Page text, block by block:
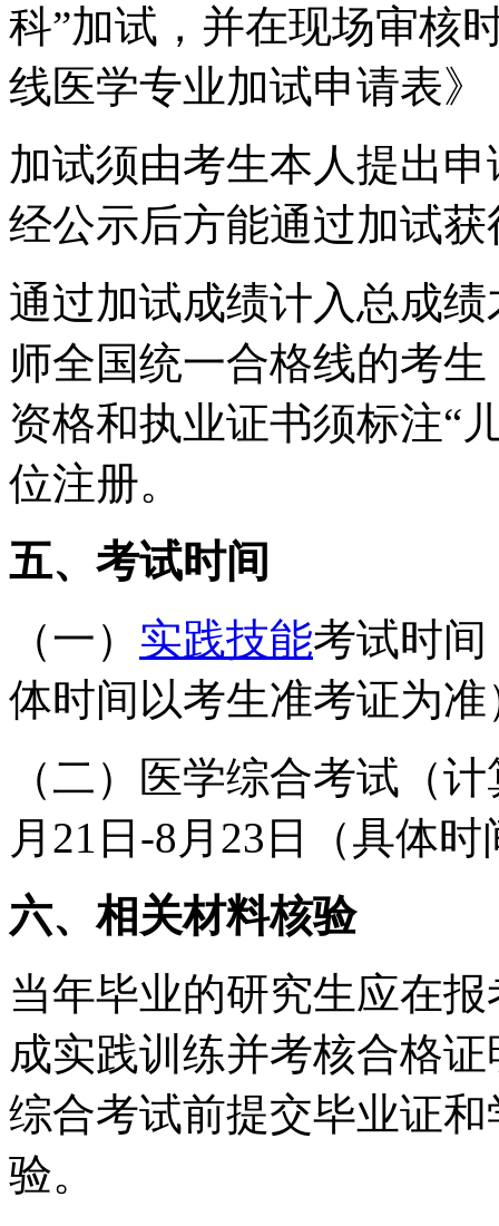
科”加试，并在现场审核
线医学专业加试申请表
加试须由考生本人提出
经公示后方能通过加试
通过加试成绩计入总成
师全国统一合格线的考
资格和执业证书须标注“
位注册。
五、考试时间
（一） 实践技能考试时间
体时间以考生准考证为准
（二）医学综合考试（
月21日-8月23日（具体
六、相关材料核验
当年毕业的研究生应在
成实践训练并考核合格
综合考试前提交毕业证
验。